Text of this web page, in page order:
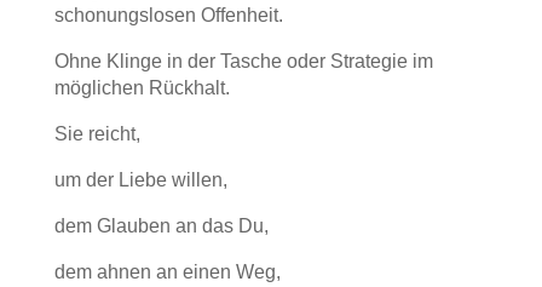
schonungslosen Offenheit.
Ohne Klinge in der Tasche oder Strategie im
möglichen Rückhalt.
Sie reicht,
um der Liebe willen,
dem Glauben an das Du,
dem ahnen an einen Weg,